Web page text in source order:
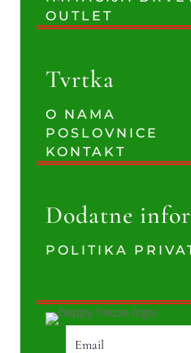
OUTLET
Tvrtka
O NAMA
POSLOVNICE
KONTAKT
Dodatne
POLITIKA